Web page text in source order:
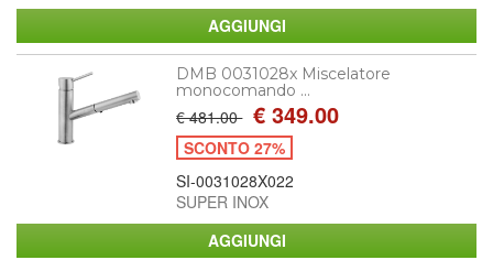
DMB 0031028x Miscelatore
monocomando ...
€ 481.00 € 349.00
SCONTO 27%
SI-0031028X022
SUPER INOX